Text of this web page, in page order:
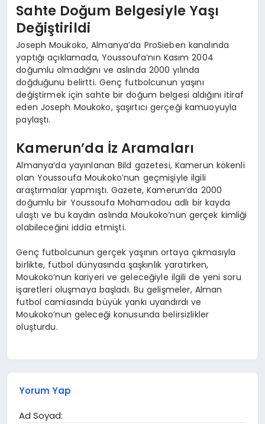
Sahte Doğum Belgesiyle Yaşı
Değiştirildi
Joseph Moukoko, Almanya’da ProSieben kanalında
yaptığı açıklamada, Youssoufa’nın Kasım 2004
doğumlu olmadığını ve aslında 2000 yılında
doğduğunu belirtti. Genç futbolcunun yaşını
değiştirmek için sahte bir doğum belgesi aldığını itiraf
eden Joseph Moukoko, şaşırtıcı gerçeği kamuoyuyla
paylaştı.
Kamerun’da İz Aramaları
Almanya’da yayınlanan Bild gazetesi, Kamerun kökenli
olan Youssoufa Moukoko’nun geçmişiyle ilgili
araştırmalar yapmıştı. Gazete, Kamerun’da 2000
doğumlu bir Youssoufa Mohamadou adlı bir kayda
ulaştı ve bu kaydın aslında Moukoko’nun gerçek kimliği
olabileceğini iddia etmişti.
Genç futbolcunun gerçek yaşının ortaya çıkmasıyla
birlikte, futbol dünyasında şaşkınlık yaratırken,
Moukoko’nun kariyeri ve geleceğiyle ilgili de yeni soru
işaretleri oluşmaya başladı. Bu gelişmeler, Alman
futbol camiasında büyük yankı uyandırdı ve
Moukoko’nun geleceği konusunda belirsizlikler
oluşturdu.
Yorum Yap
Ad Soyad: